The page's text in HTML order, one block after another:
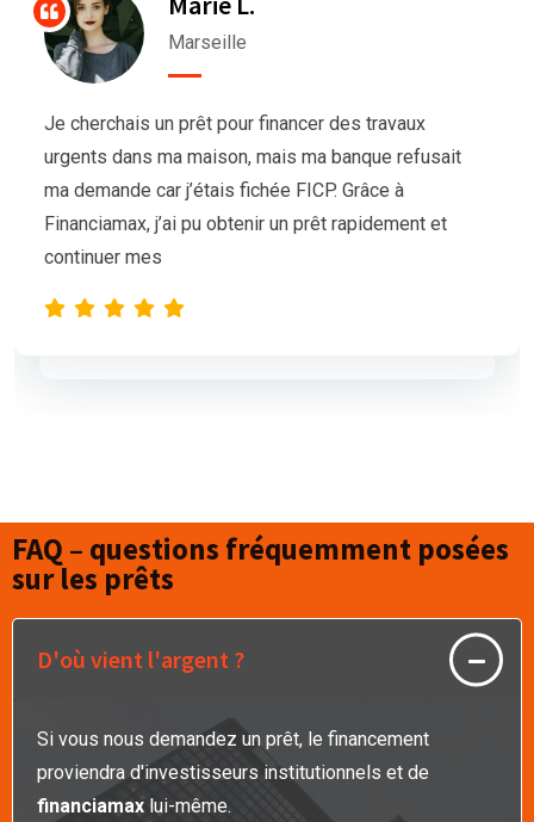
Bordeaux
Nous avions besoin de trésorerie pour notre
association afin d’organiser un grand événement,
mais nos demandes de prêt étaient sans succès.
L’équipe de Financiamax a été très professionnelle
et compréhensive, et nous a proposé
FAQ – questions fréquemment posées
sur les prêts
D'où vient l'argent ?
Si vous nous demandez un prêt, le financement
proviendra d'investisseurs institutionnels et de
financiamax lui-même.